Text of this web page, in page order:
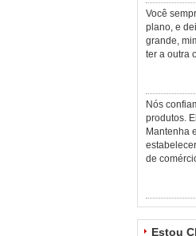
Você
plano, e
grande,
ter a outra
Nós
produtos.
Mantenha
de
Estou